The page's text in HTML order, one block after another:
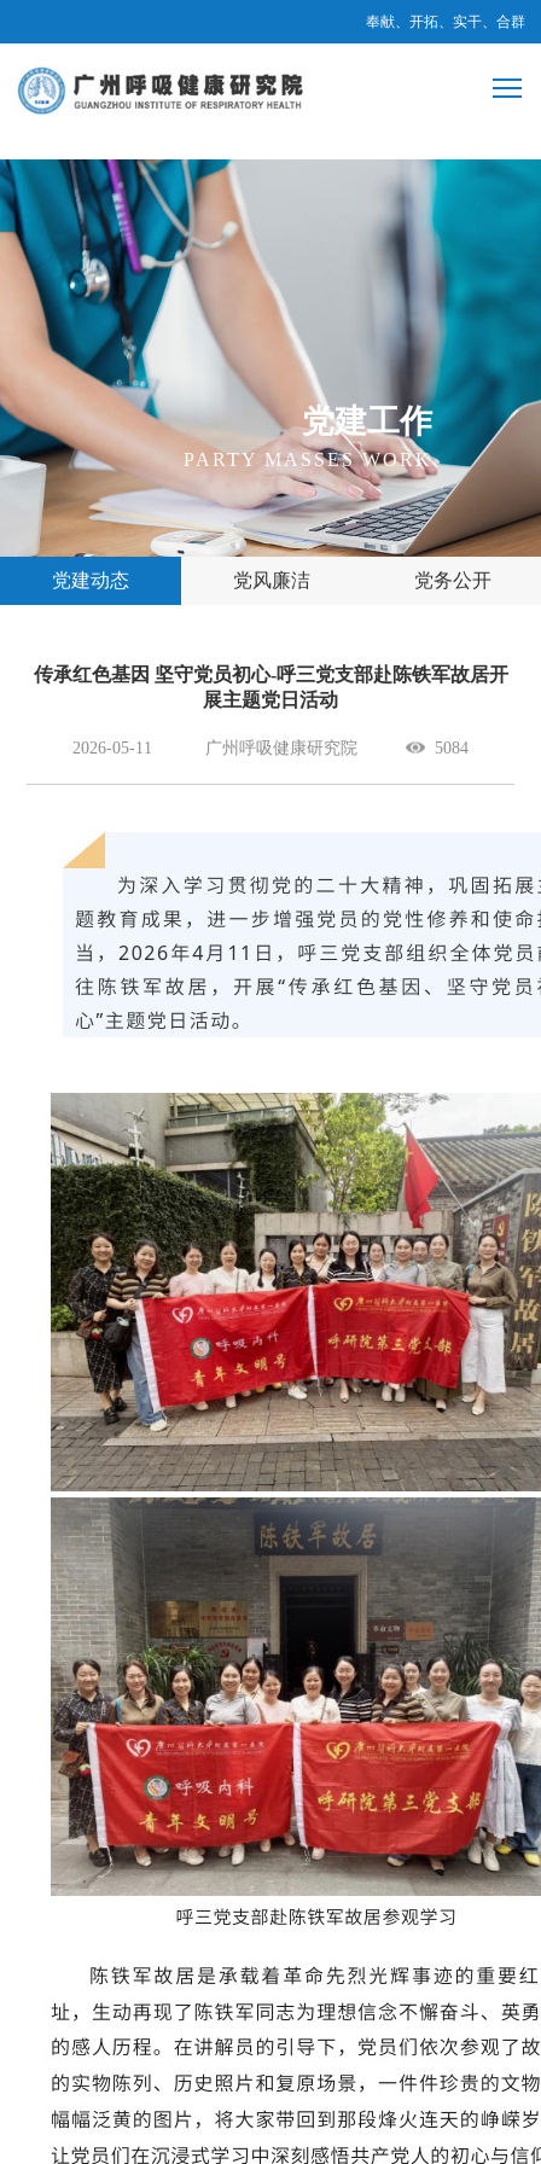
奉献、开拓、实干、合群
党建工作
PARTY MASSES WORK
党建动态 党风廉洁 党务公开
传承红色基因 坚守党员初心-呼三党支部赴陈铁军故居开
展主题党日活动
2026-05-11 广州呼吸健康研究院 5084